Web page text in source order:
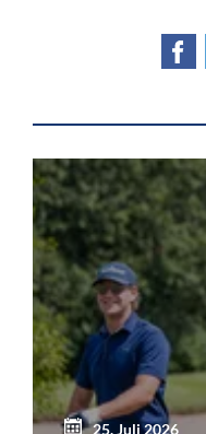
25. Juli 2026